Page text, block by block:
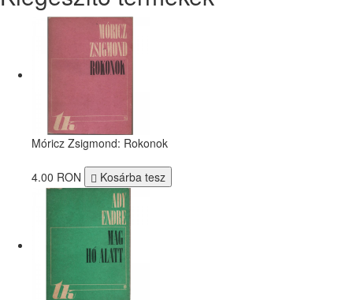
Móricz Zsigmond: Rokonok
4.00 RON Kosárba tesz